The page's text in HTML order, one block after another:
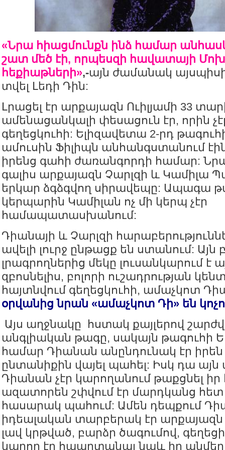
«Նրա հիացմունքն ինձ համար
շատ մեծ էի, որպեսզի հավատայի
հեքիաթների»,-այն ժամանակ
տվել Լեդի Դին:
Լրացել էր արքայազն Ուիլյամի 33
ամենացանկալի փեսացուն էր, որին
գեղեցկուհի: Ելիզավետա 2-րդ
ամուսին Ֆիլիպն անհանգստանում
իրենց գահի ժառանգորդի համար:
գալիս արքայազն Չարլզի և Կամիլա
երկար ձգձգվող սիրավեպը: Ապագա
կերպարին Կամիլան ոչ մի կերպ չէր
համապատասխանում:
Դիանայի և Չարլզի
ավելի լուրջ ընթացք են ստանում:
լրագրողներից մեկը լուսանկարում է
զբոսնելիս, բոլորի ուշադրության
հայտնվում գեղեցկուհի, ամաչկոտ
օրվանից նրան «ամաչկոտ Դի» են
Այս աղջնակը հստակ քայլերով
անգլիական թագը, սակայն թագուհի
համար Դիանան անընդունակ էր
ընտանիքին վայել պահել: Իսկ դա
Դիանան չէր կարողանում թաքցնել իր
ազատորեն շփվում էր մարդկանց
հասարակ պահում: Ամեն դեպքում
իդեալական տարբերակ էր
լավ կրթված, բարձր ծագումով,
կարող էր հպարտանալ նաև իր